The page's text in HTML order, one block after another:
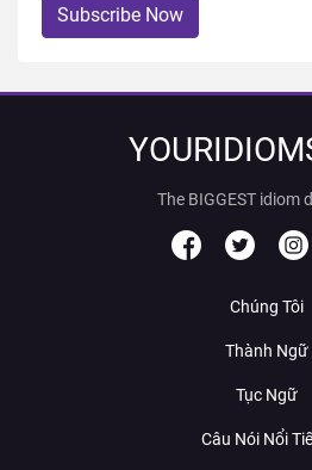
Subscribe Now
The BIGGEST idiom
Chúng Tôi
Thành Ngữ
Tục Ngữ
Câu Nói Nổi